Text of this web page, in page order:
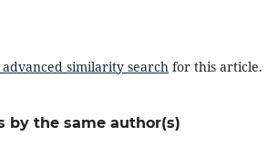
similarity search for this article.
by the same author(s)